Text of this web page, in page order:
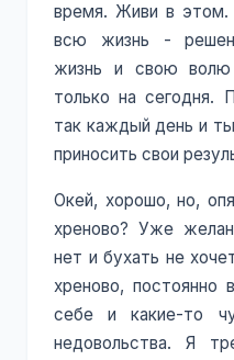
время. Живи в этом.
всю жизнь -
жизнь и свою
только на сегодня.
так каждый день и
приносить свои
Окей, хорошо, но,
хреново? Уже
нет и бухать не
хреново, постоянно
себе и какие-то
недовольства. Я